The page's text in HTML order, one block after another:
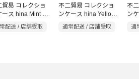
貿易 コレクショ
ース hina Mint グ
ン
配送 / 店舗受取
不二貿易 コレクショ
ンケース hina Yellow
Marigold イエロー
通常配送 / 店舗受取
不
ン
通